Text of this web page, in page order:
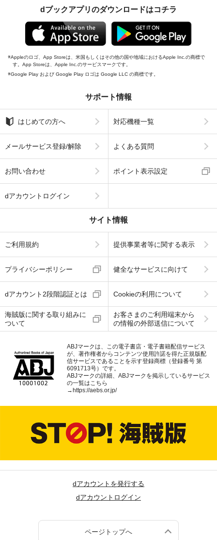
dブックアプリのダウンロードはコチラ
Appleのロゴ、App Storeは、米国もしくはその他の国や地域におけるApple Inc.の商標で
す。App Storeは、Apple Inc.のサービスマークです。
Google Play および Google Play ロゴは Google LLC の商標です。
サポート情報
はじめての方へ 対応機種一覧
メールサービス登録/解除 よくある質問
お問い合わせ ポイント表示設定
dアカウントログイン
サイト情報
ご利用規約 提供事業者等に関する表示
プライバシーポリシー 健全なサービスに向けて
dアカウント2段階認証とは Cookieの利用について
海賊版に関する取り組みに
ついて
お客さまのご利用端末から
の情報の外部送信について
ABJマークは、この電子書店・電子書籍配信サービス
が、著作権者からコンテンツ使用許諾を得た正規版配
信サービスであることを示す登録商標（登録番号 第
6091713号）です。
ABJマークの詳細、ABJマークを掲示しているサービス
の一覧はこちら
→https://aebs.or.jp/
dアカウントを発行する
dアカウントログイン
ページトップへ